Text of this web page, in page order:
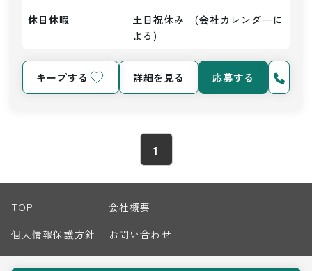
休日休暇
土日祝休み　(会社カレンダーに
よる)
キープする 詳細を見る 応募する
1
TOP
会社概要
個人情報保護方針
お問い合わせ